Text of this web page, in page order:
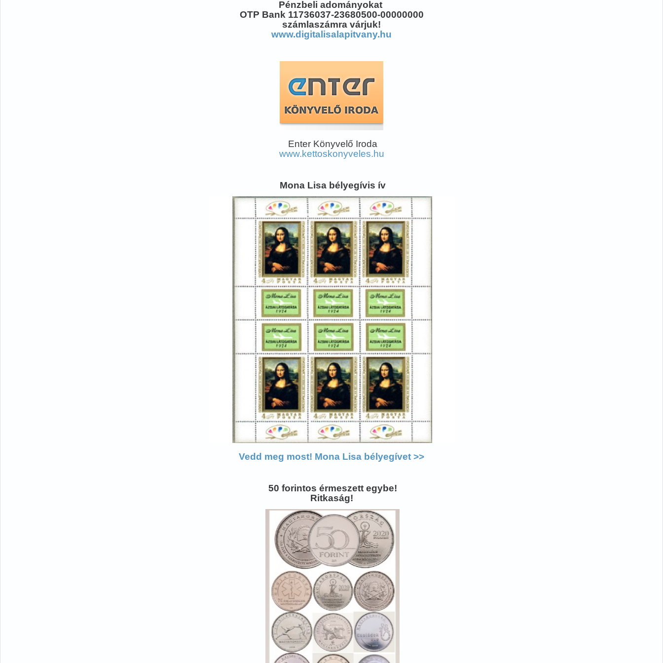
Pénzbeli adományokat
OTP Bank 11736037-23680500-00000000
számlaszámra várjuk!
www.digitalisalapitvany.hu
Enter Könyvelő Iroda
www.kettoskonyveles.hu
Mona Lisa bélyegívis ív
Vedd meg most! Mona Lisa bélyegívet >>
50 forintos érmeszett egybe!
Ritkaság!